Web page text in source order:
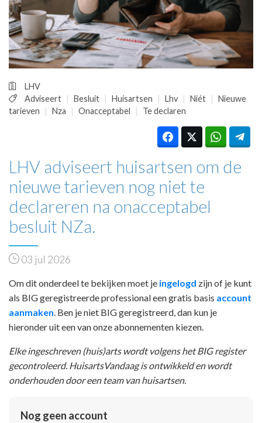
PRAKTIJKZAKEN
TARIEVEN
VPHUISARTSEN
MEDISCHE VAKHANDEL
REGISTRATIE
LHV
Adviseert
Besluit Huisartsen Lhv Niét
Nieuwe
tarieven
Nza Onacceptabel Te declaren
LHV adviseert huisartsen om de
nieuwe tarieven nog niet te
declareren na onacceptabel
besluit NZa.
03 jul 2026
Om dit onderdeel te bekijken moet je ingelogd zijn of je kunt
als BIG geregistreerde professional een gratis basis account
aanmaken. Ben je niet BIG geregistreerd, dan kun je
hieronder uit een van onze abonnementen kiezen.
Elke ingeschreven (huis)arts wordt volgens het BIG register
gecontroleerd. HuisartsVandaag is ontwikkeld en wordt
onderhouden door een team van huisartsen.
Nog geen account